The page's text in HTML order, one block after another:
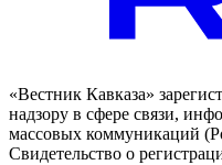
«Вестник Кавказа»
надзору в сфере связи,
массовых коммуникаций
Свидетельство о